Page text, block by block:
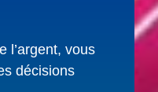
l’argent, vous
décisions